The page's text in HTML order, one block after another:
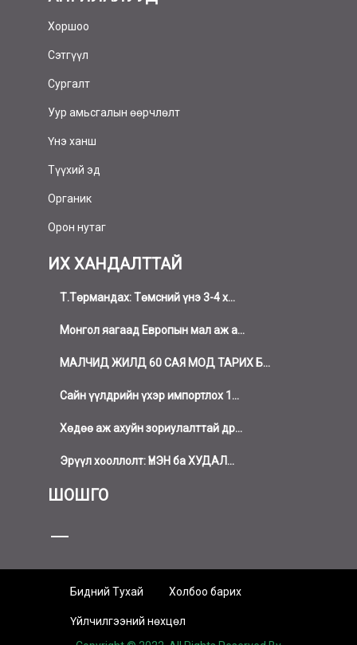
Хоршоо
Сэтгүүл
Сургалт
Уур амьсгалын өөрчлөлт
Үнэ ханш
Түүхий эд
Органик
Орон нутаг
ИХ ХАНДАЛТТАЙ
Т.Төрмандах: Төмсний үнэ 3-4 х...
Монгол яагаад Европын мал аж а...
МАЛЧИД ЖИЛД 60 САЯ МОД ТАРИХ Б...
Сайн үүлдрийн үхэр импортлох 1...
Хөдөө аж ахуйн зориулалттай др...
Эрүүл хооллолт: ҮНЭН ба ХУДАЛ...
ШОШГО
Бидний Тухай Холбоо барих
Үйлчилгээний нөхцөл